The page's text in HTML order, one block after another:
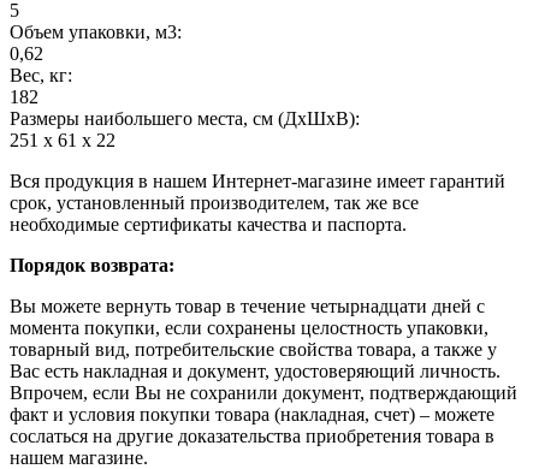
5
Объем упаковки, м3:
0,62
Вес, кг:
182
Размеры наибольшего места, см (ДхШхВ):
251 х 61 х 22
Вся продукция в нашем Интернет-магазине имеет гарантий
срок, установленный производителем, так же все
необходимые сертификаты качества и паспорта.
Порядок возврата:
Вы можете вернуть товар в течение четырнадцати дней с
момента покупки, если сохранены целостность упаковки,
товарный вид, потребительские свойства товара, а также у
Вас есть накладная и документ, удостоверяющий личность.
Впрочем, если Вы не сохранили документ, подтверждающий
факт и условия покупки товара (накладная, счет) – можете
сослаться на другие доказательства приобретения товара в
нашем магазине.